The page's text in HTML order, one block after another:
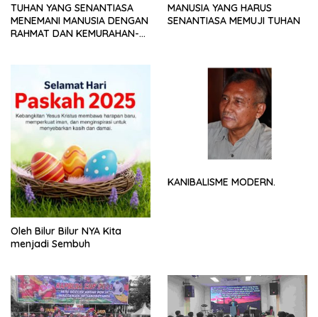
TUHAN YANG SENANTIASA
MENEMANI MANUSIA DENGAN
RAHMAT DAN KEMURAHAN-
MANUSIA YANG HARUS
SENANTIASA MEMUJI TUHAN
Oleh Bilur Bilur NYA Kita
menjadi Sembuh
KANIBALISME MODERN.